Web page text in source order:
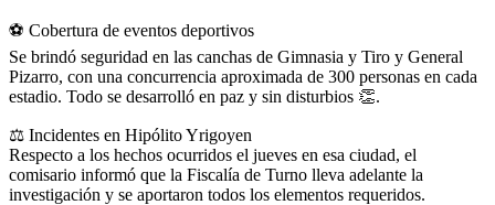
⚽ Cobertura de eventos deportivos
Se brindó seguridad en las canchas de Gimnasia y Tiro y General
Pizarro, con una concurrencia aproximada de 300 personas en cada
estadio. Todo se desarrolló en paz y sin disturbios 👏.
⚖️ Incidentes en Hipólito Yrigoyen
Respecto a los hechos ocurridos el jueves en esa ciudad, el
comisario informó que la Fiscalía de Turno lleva adelante la
investigación y se aportaron todos los elementos requeridos.